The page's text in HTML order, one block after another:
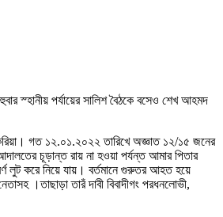
স্হানীয় পর্যায়ের সালিশ বৈঠকে বসেও শেখ আহমদ
গত ১২.০১.২০২২ তারিখে অজ্ঞাত ১২/১৫ জনের
চূড়ান্ত রায় না হওয়া পর্যন্ত আমার পিতার
লুট করে নিয়ে যায়। বর্তমানে গুরুতর আহত হয়ে
।তাছাড়া তারঁ দাবী বিবাদীগং পরধনলোভী,